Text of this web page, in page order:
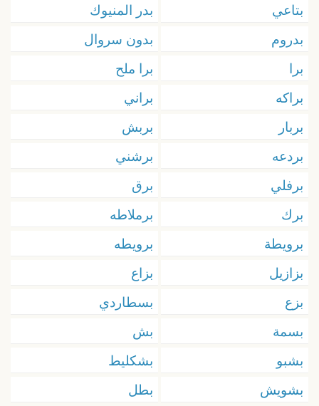
بتاعي
بدر المنيوك
بدروم
بدون سروال
برا
برا ملح
براكه
براني
بربار
بربش
بردعه
برشني
برفلي
برق
برك
برملاطه
برويطة
برويطه
بزازيل
بزاع
بزع
بسطاردي
بسمة
بش
بشبو
بشكليط
بشويش
بطل